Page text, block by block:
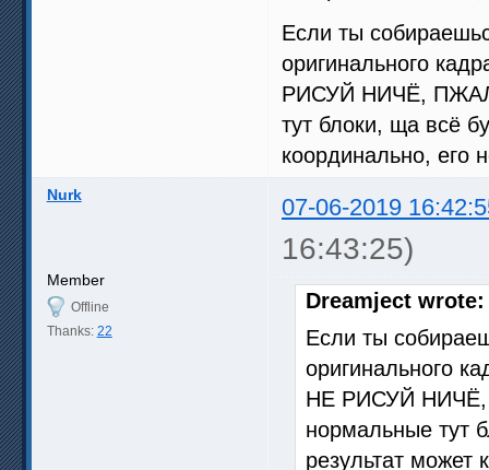
Если ты
оригинального
РИСУЙ НИЧЁ,
тут блоки, ща всё
координально, его
Nurk 07-06-2019
16:43:25)
Member
Offline
Thanks: 22
Dreamject wrote:
Если ты
оригинального
НЕ РИСУЙ НИЧЁ,
нормальные тут
результат может